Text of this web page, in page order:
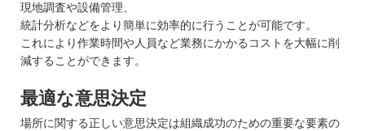
現地調査や設備管理、
統計分析などをより簡単に効率的に行うことが可能です。
これにより作業時間や人員など業務にかかるコストを大幅に削
減することができます。
最適な意思決定
場所に関する正しい意思決定は組織成功のための重要な要素の